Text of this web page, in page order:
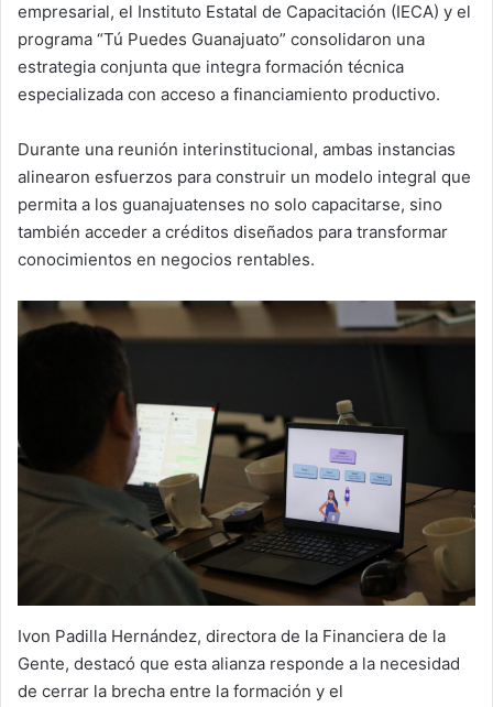
empresarial, el Instituto Estatal de Capacitación (IECA) y el
programa “Tú Puedes Guanajuato” consolidaron una
estrategia conjunta que integra formación técnica
especializada con acceso a financiamiento productivo.
Durante una reunión interinstitucional, ambas instancias
alinearon esfuerzos para construir un modelo integral que
permita a los guanajuatenses no solo capacitarse, sino
también acceder a créditos diseñados para transformar
conocimientos en negocios rentables.
Ivon Padilla Hernández, directora de la Financiera de la
Gente, destacó que esta alianza responde a la necesidad
de cerrar la brecha entre la formación y el